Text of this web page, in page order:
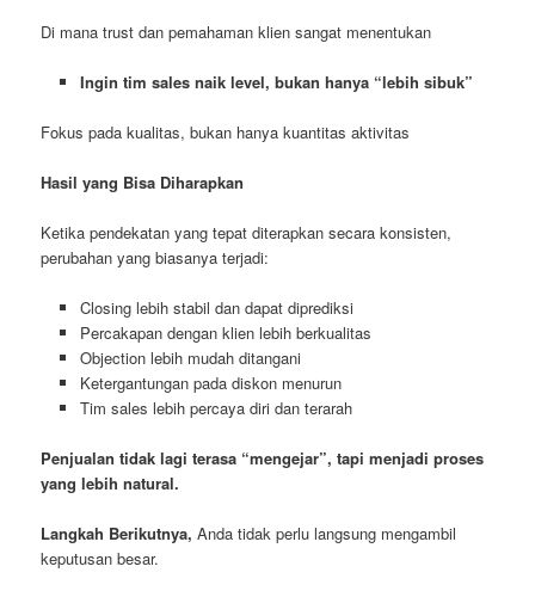
Di mana trust dan pemahaman klien sangat menentukan
Ingin tim sales naik level, bukan hanya “lebih sibuk”
Fokus pada kualitas, bukan hanya kuantitas aktivitas
Hasil yang Bisa Diharapkan
Ketika pendekatan yang tepat diterapkan secara konsisten,
perubahan yang biasanya terjadi:
Closing lebih stabil dan dapat diprediksi
Percakapan dengan klien lebih berkualitas
Objection lebih mudah ditangani
Ketergantungan pada diskon menurun
Tim sales lebih percaya diri dan terarah
Penjualan tidak lagi terasa “mengejar”, tapi menjadi proses
yang lebih natural.
Langkah Berikutnya,Anda tidak perlu langsung mengambil
keputusan besar.